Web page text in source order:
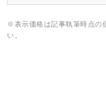
※表示価格は記事執筆時点の
い。